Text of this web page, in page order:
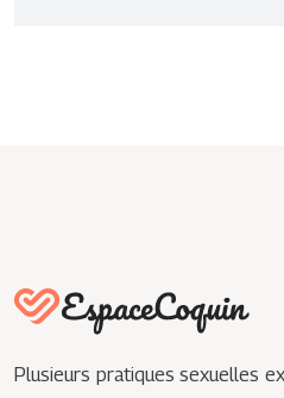
Plusieurs pratiques sexuelles